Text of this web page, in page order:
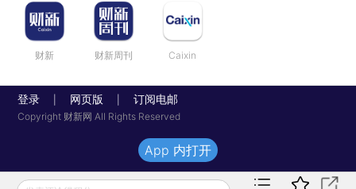
财新 财新周刊 Caixin
登录 网页版 订阅电邮
Copyright 财新网 All Rights Reserved
App 内打开